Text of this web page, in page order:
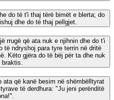
do të t'i thaj tërë bimët e blerta; do
dhe do të thaj pellgjet.
rrugë që ata nuk e njihnin dhe do t'i
të ndryshoj para tyre terrin në dritë
Këto gjëra do të bëj për ta dhe nuk
ata që kanë besim në shëmbëlltyrat
të derdhura: "Ju jeni perënditë